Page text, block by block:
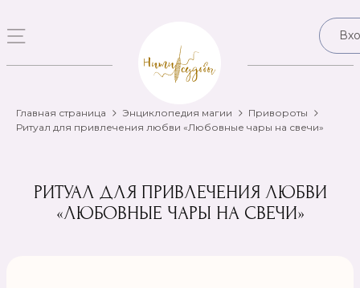
Главная страница Энциклопедия магии
Привороты
Ритуал для привлечения любви «Любовные чары на свечи»
РИТУАЛ ДЛЯ ПРИВЛЕЧЕНИЯ ЛЮБВИ
«ЛЮБОВНЫЕ ЧАРЫ НА СВЕЧИ»